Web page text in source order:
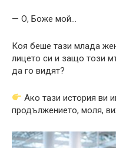
— О, Боже мой…
Коя беше тази млада
лицето си и защо този
да го видят?
Ако тази история ви
продължението, моля,